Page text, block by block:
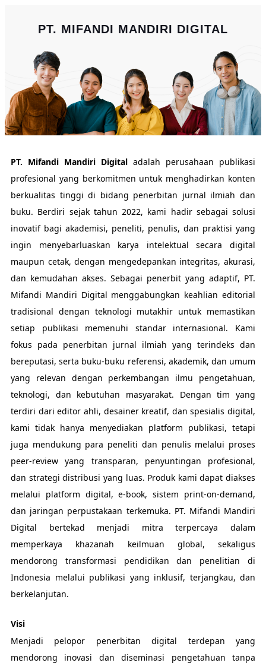
PT. MIFANDI MANDIRI DIGITAL
PT. Mifandi Mandiri Digital adalah perusahaan publikasi
profesional yang berkomitmen untuk menghadirkan konten
berkualitas tinggi di bidang penerbitan jurnal ilmiah dan
buku. Berdiri sejak tahun 2022, kami hadir sebagai solusi
inovatif bagi akademisi, peneliti, penulis, dan praktisi yang
ingin menyebarluaskan karya intelektual secara digital
maupun cetak, dengan mengedepankan integritas, akurasi,
dan kemudahan akses. Sebagai penerbit yang adaptif, PT.
Mifandi Mandiri Digital menggabungkan keahlian editorial
tradisional dengan teknologi mutakhir untuk memastikan
setiap publikasi memenuhi standar internasional. Kami
fokus pada penerbitan jurnal ilmiah yang terindeks dan
bereputasi, serta buku-buku referensi, akademik, dan umum
yang relevan dengan perkembangan ilmu pengetahuan,
teknologi, dan kebutuhan masyarakat. Dengan tim yang
terdiri dari editor ahli, desainer kreatif, dan spesialis digital,
kami tidak hanya menyediakan platform publikasi, tetapi
juga mendukung para peneliti dan penulis melalui proses
peer-review yang transparan, penyuntingan profesional,
dan strategi distribusi yang luas. Produk kami dapat diakses
melalui platform digital, e-book, sistem print-on-demand,
dan jaringan perpustakaan terkemuka. PT. Mifandi Mandiri
Digital bertekad menjadi mitra terpercaya dalam
memperkaya khazanah keilmuan global, sekaligus
mendorong transformasi pendidikan dan penelitian di
Indonesia melalui publikasi yang inklusif, terjangkau, dan
berkelanjutan.
Visi
Menjadi pelopor penerbitan digital terdepan yang
mendorong inovasi dan diseminasi pengetahuan tanpa